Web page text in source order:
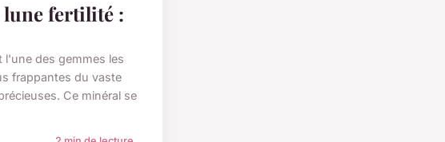
lune fertilité :
l'une des gemmes les
frappantes du vaste
Ce minéral se